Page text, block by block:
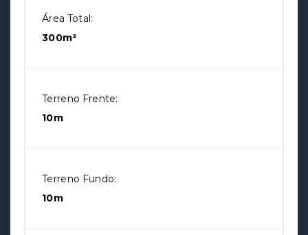
Área Total:
300m²
Terreno Frente:
10m
Terreno Fundo:
10m